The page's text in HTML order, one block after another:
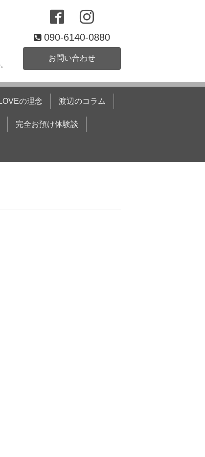
090-6140-0880
お問い合わせ
の理念 渡辺のコラム
完全お預け体験談